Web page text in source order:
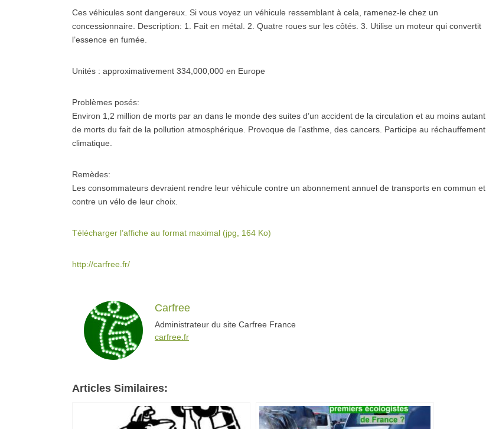
Ces véhicules sont dangereux. Si vous voyez un véhicule ressemblant à cela, ramenez-le chez un
concessionnaire. Description: 1. Fait en métal. 2. Quatre roues sur les côtés. 3. Utilise un moteur qui convertit
l’essence en fumée.
Unités : approximativement 334,000,000 en Europe
Problèmes posés:
Environ 1,2 million de morts par an dans le monde des suites d’un accident de la circulation et au moins autant
de morts du fait de la pollution atmosphérique. Provoque de l’asthme, des cancers. Participe au réchauffement
climatique.
Remèdes:
Les consommateurs devraient rendre leur véhicule contre un abonnement annuel de transports en commun et
contre un vélo de leur choix.
Télécharger l’affiche au format maximal (jpg, 164 Ko)
http://carfree.fr/
Carfree
Administrateur du site Carfree France
carfree.fr
Articles Similaires: